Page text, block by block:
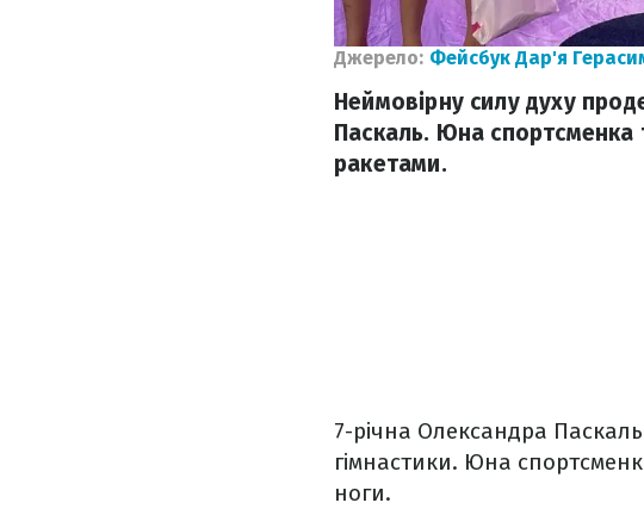
Джерело: Фейсбук Дар'я
Неймовірну силу духу
Паскаль. Юна спортсменка
ракетами.
7-річна Олександра
гімнастики. Юна
ноги.